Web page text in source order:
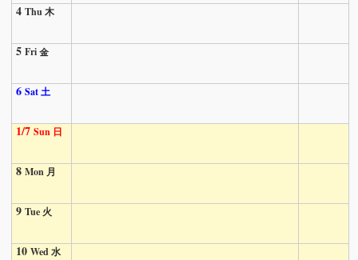
4 Thu 木
5 Fri 金
6 Sat 土
1/7 Sun 日
8 Mon 月
9 Tue 火
10 Wed 水